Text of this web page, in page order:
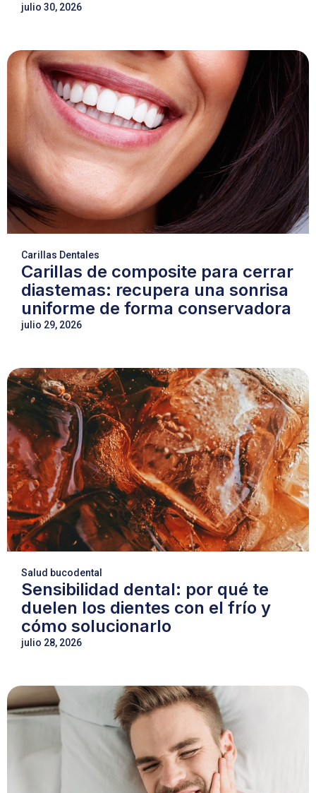
julio 30, 2026
Carillas Dentales
Carillas de composite para cerrar
diastemas: recupera una sonrisa
uniforme de forma conservadora
julio 29, 2026
Salud bucodental
Sensibilidad dental: por qué te
duelen los dientes con el frío y
cómo solucionarlo
julio 28, 2026